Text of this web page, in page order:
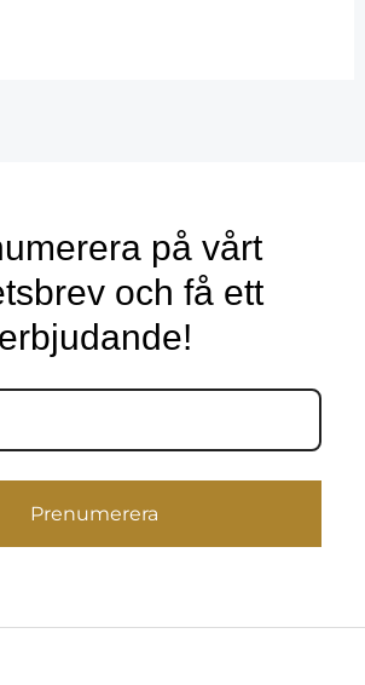
på vårt
och få ett
erbjudande!
Prenumerera